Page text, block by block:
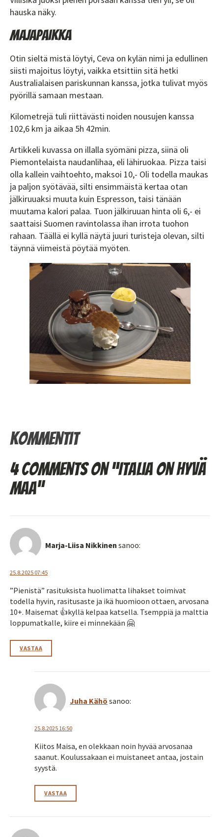
hauska näky.
Majapaikka
Otin sieltä mistä löytyi, Ceva on kylän nimi ja edullinen
siisti majoitus löytyi, vaikka etsittiin sitä hetki
Australialaisen pariskunnan kanssa, jotka tulivat myös
pyörillä samaan mestaan.
Kilometrejä tuli riittävästi noiden nousujen kanssa
102,6 km ja aikaa 5h 42min.
Artikkeli kuvassa on illalla syömäni pizza, siinä oli
Piemontelaista naudanlihaa, eli lähiruokaa. Pizza taisi
olla kallein vaihtoehto, maksoi 10,- Oli todella maukas
ja paljon syötävää, silti ensimmäistä kertaa otan
jälkiruuaksi muuta kuin Espresson, taisi tänään
muutama kalori palaa. Tuon jälkiruuan hinta oli 6,- ei
saattaisi Suomen ravintolassa ihan irrota tuohon
rahaan. Täällä ei kyllä näytä juuri turisteja olevan, silti
täynnä viimeistä pöytää myöten.
Kommentit
4 comments on “Italia on hyvä
maa”
Marja-Liisa Nikkinen sanoo:
25.8.2025 07:45
”Pienistä” rasituksista huolimatta lihakset toimivat
todella hyvin, rasitusaste ja ikä huomioon ottaen, arvosana
10+. Maisemat 👍kyllä kelpaa katsella. Tsemppiä ja malttia
loppumatkalle, kiire ei minnekään 🤗
VASTAA
Juha Kähö sanoo:
25.8.2025 16:50
Kiitos Maisa, en olekkaan noin hyvää arvosanaa
saanut. Koulussakaan ei muistaneet antaa, jostain
syystä.
VASTAA